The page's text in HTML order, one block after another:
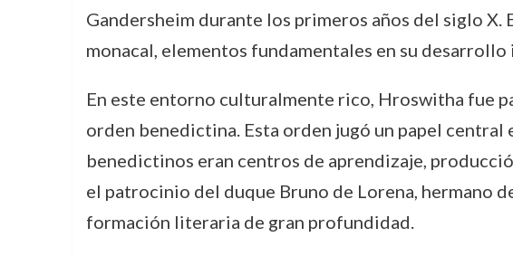
Gandersheim durante los primeros años del siglo X.
monacal, elementos fundamentales en su
En este entorno culturalmente rico, Hroswitha fue
orden benedictina. Esta orden jugó un papel
benedictinos eran centros de aprendizaje,
el patrocinio del duque Bruno de Lorena, hermano
formación literaria de gran profundidad.